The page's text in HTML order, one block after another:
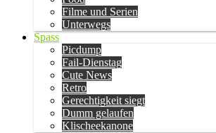
Filme und Serien
Unterwegs
Spass
Picdump
Fail-Dienstag
Cute News
Retro
Gerechtigkeit siegt
Dumm gelaufen
Klischeekanone